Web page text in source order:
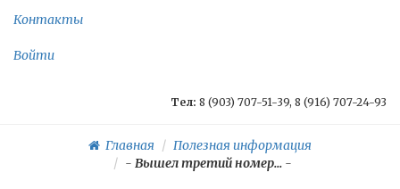
Контакты
Войти
Тел: 8 (903) 707-51-39, 8 (916) 707-24-93
Главная
Полезная информация
- Вышел третий номер...-